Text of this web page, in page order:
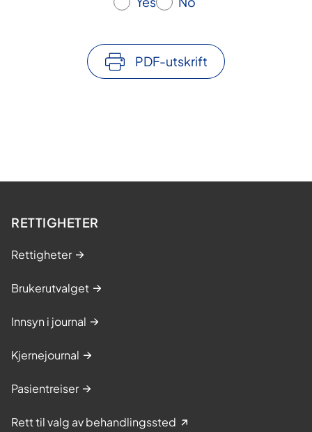
PDF-utskrift
RETTIGHETER
Rettigheter
Brukerutvalget
Innsyn i journal
Kjernejournal
Pasientreiser
Rett til valg av behandlingssted